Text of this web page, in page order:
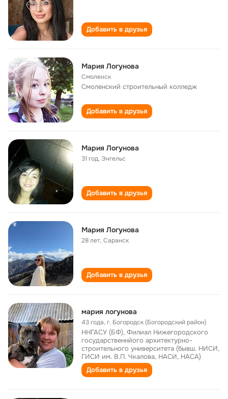
Добавить в друзья
Мария Логунова
Смоленск
Смоленский строительный колледж
Добавить в друзья
Мария Логунова
31 год, Энгельс
Добавить в друзья
Мария Логунова
28 лет,Саранск
Добавить в друзья
мария логунова
43 года,г. Богородск (Богородский район)
ННГАСУ (БФ), Филиал Нижегородского
государственнйого архитектурно-
строительного университета (бывш. НИСИ,
ГИСИ им. В.П. Чкалова, НАСИ, НАСА)
Добавить в друзья